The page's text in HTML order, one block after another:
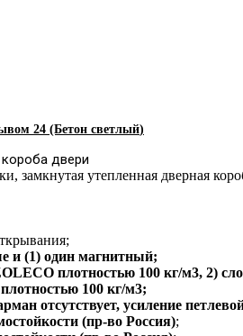
24 (Бетон светлый)
двери
, замкнутая утепленная дверная
и (1) один магнитный;
плотностью 100 кг/м3, 2)
100 кг/м3;
отсутствует, усиление
(пр-во Россия);